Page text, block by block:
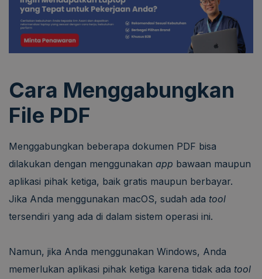
Cara Menggabungkan
File PDF
Menggabungkan beberapa dokumen PDF bisa
dilakukan dengan menggunakan app bawaan maupun
aplikasi pihak ketiga, baik gratis maupun berbayar.
Jika Anda menggunakan macOS, sudah ada tool
tersendiri yang ada di dalam sistem operasi ini.
Namun, jika Anda menggunakan Windows, Anda
memerlukan aplikasi pihak ketiga karena tidak ada tool